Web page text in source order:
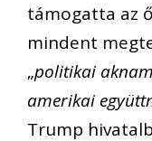
támogatta az
mindent
„politikai
amerikai
Trump